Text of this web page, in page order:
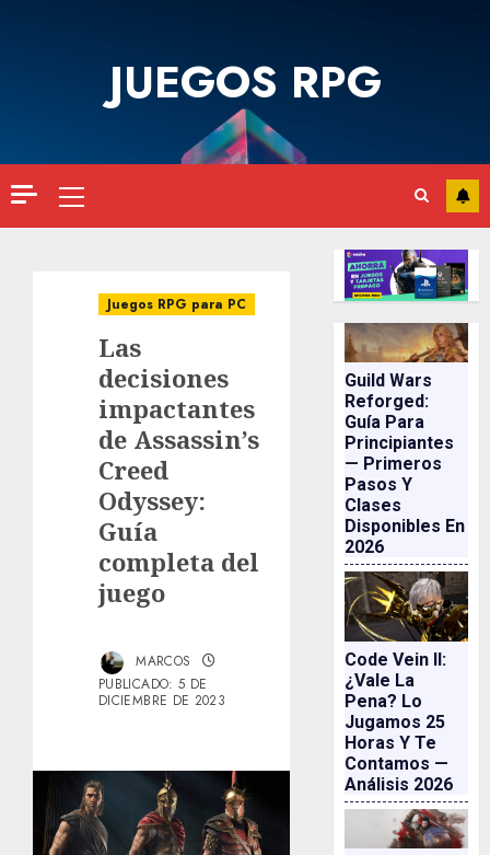
JUEGOS RPG
Menú
principal
Juegos RPG para PC
Las
decisiones
impactantes
de Assassin’s
Creed
Odyssey:
Guía
completa del
juego
MARCOS
PUBLICADO: 5 DE
DICIEMBRE DE 2023
Guild Wars
Reforged:
Guía Para
Principiantes
— Primeros
Pasos Y
Clases
Disponibles En
2026
Code Vein II:
¿vale La
Pena? Lo
Jugamos 25
Horas Y Te
Contamos —
Análisis 2026